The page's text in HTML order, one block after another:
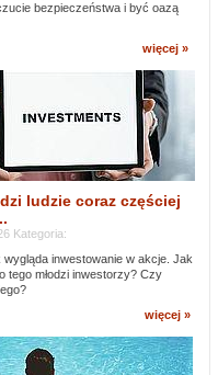
bezpieczeństwa i być oazą
więcej »
ludzie coraz częściej
Kategoria:
inwestowanie w akcje. Jak
tego młodzi inwestorzy? Czy
więcej »